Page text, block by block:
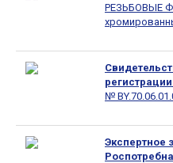
РЕЗЬБОВЫЕ
№
Экспертное